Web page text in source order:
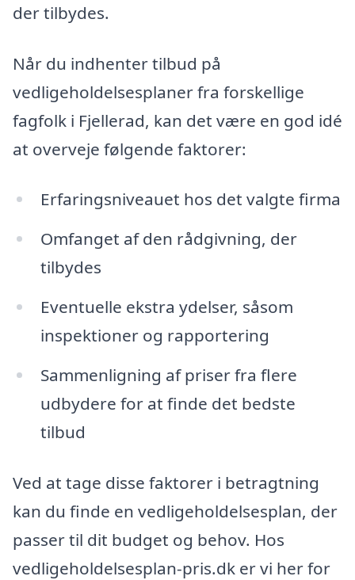
der tilbydes.
Når du indhenter tilbud på
vedligeholdelsesplaner fra forskellige
fagfolk i Fjellerad, kan det være en god idé
at overveje følgende faktorer:
Erfaringsniveauet hos det valgte firma
Omfanget af den rådgivning, der
tilbydes
Eventuelle ekstra ydelser, såsom
inspektioner og rapportering
Sammenligning af priser fra flere
udbydere for at finde det bedste
tilbud
Ved at tage disse faktorer i betragtning
kan du finde en vedligeholdelsesplan, der
passer til dit budget og behov. Hos
vedligeholdelsesplan-pris.dk er vi her for